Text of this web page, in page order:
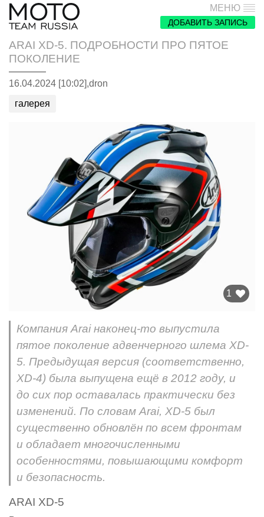
МЕНЮ
ДОБАВИТЬ ЗАПИСЬ
ARAI XD-5. ПОДРОБНОСТИ ПРО ПЯТОЕ
ПОКОЛЕНИЕ
16.04.2024 [10:02],dron
галерея
1
Компания Arai наконец-то выпустила
пятое поколение адвенчерного шлема XD-
5. Предыдущая версия (соответственно,
XD-4) была выпущена ещё в 2012 году, и
до сих пор оставалась практически без
изменений. По словам Arai, XD-5 был
существенно обновлён по всем фронтам
и обладает многочисленными
особенностями, повышающими комфорт
и безопасность.
ARAI XD-5